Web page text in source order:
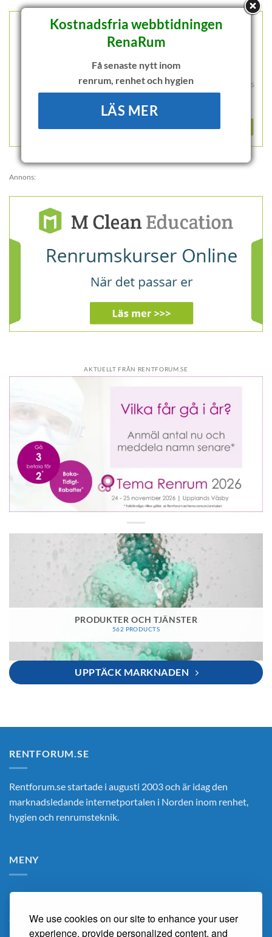
We use cookies on our site to enhance your user
experience, provide personalized content, and
Annons:
AKTUELLT FRÅN RENTFORUM.SE
PRODUKTER OCH TJÄNSTER
562 PRODUCTS
UPPTÄCK MARKNADEN
RENTFORUM.SE
Rentforum.se startade i augusti 2003 och är idag den
marknadsledande internetportalen i Norden inom renhet,
hygien och renrumsteknik.
MENY
Hem
Om Oss
Kostnadsfria webbtidningen
RenaRum
Få senaste nytt inom
renrum, renhet och hygien
LÄS MER